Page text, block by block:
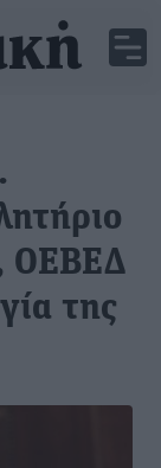
ΟΕΒΕΔ
της